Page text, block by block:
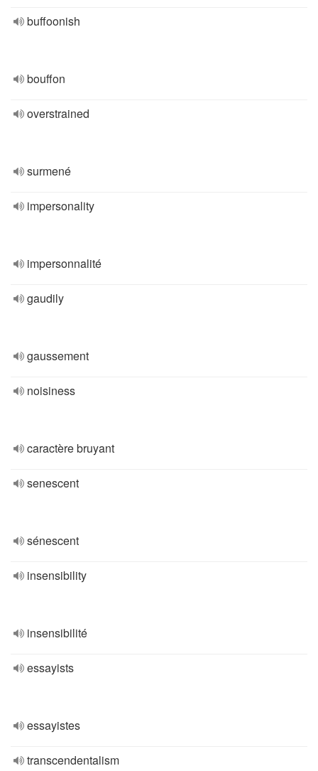
buffoonish
bouffon
overstrained
surmené
impersonality
impersonnalité
gaudily
gaussement
noisiness
caractère bruyant
senescent
sénescent
insensibility
insensibilité
essayists
essayistes
transcendentalism